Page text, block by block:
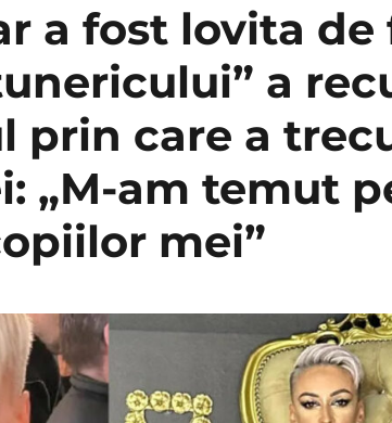
a fost lovita de
a
prin care a
„M-am temut
mei”